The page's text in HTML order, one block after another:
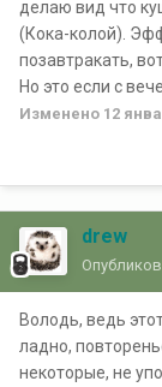
делаю вид что
(Кока-колой).
позавтракать,
Но это если с
Изменено 12
drew
Володь, ведь
ладно,
некоторые, не